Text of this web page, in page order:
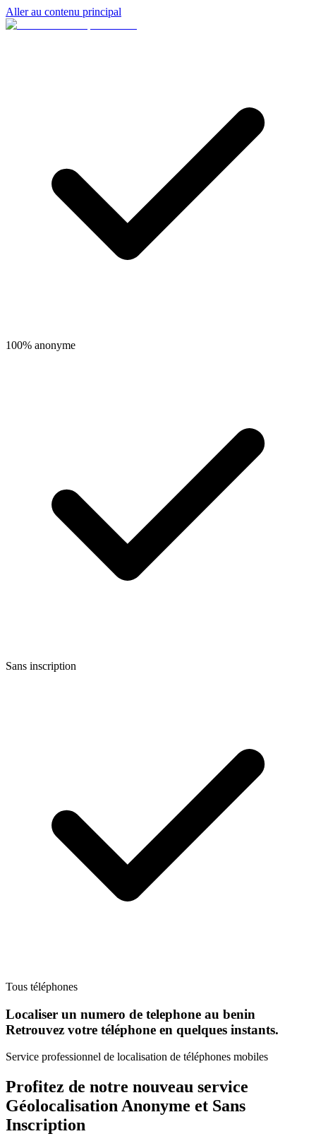
Aller au contenu principal
100% anonyme
Sans inscription
Tous téléphones
Localiser un numero de telephone au benin
Retrouvez votre téléphone en quelques instants.
Service professionnel de localisation de téléphones mobiles
Profitez de notre nouveau service
Géolocalisation Anonyme et Sans
Inscription